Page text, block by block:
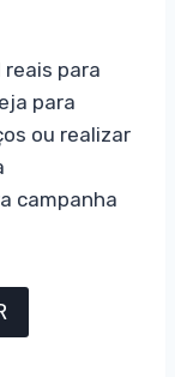
para
para
ou realizar
campanha